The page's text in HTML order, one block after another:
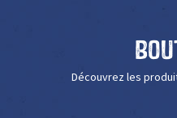
Découvrez les